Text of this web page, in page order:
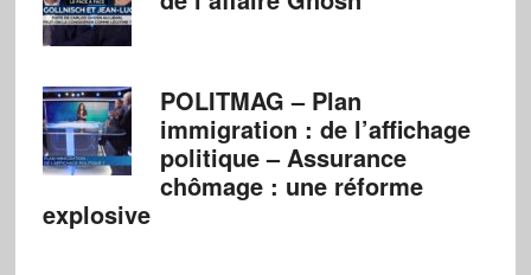
POLITMAG – Plan
immigration : de l’affichage
politique – Assurance
chômage : une réforme
explosive